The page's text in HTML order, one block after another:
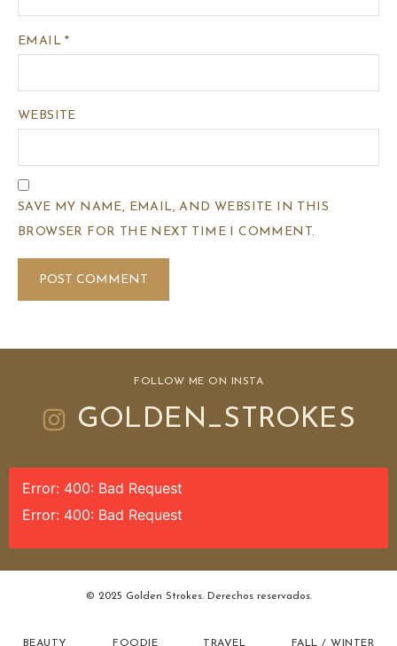
EMAIL*
WEBSITE
SAVE MY NAME, EMAIL, AND WEBSITE IN THIS
BROWSER FOR THE NEXT TIME I COMMENT.
FOLLOW ME ON INSTA
GOLDEN_STROKES
Error: 400: Bad Request
Error: 400: Bad Request
© 2025 Golden Strokes. Derechos reservados.
BEAUTY FOODIE TRAVEL FALL / WINTER